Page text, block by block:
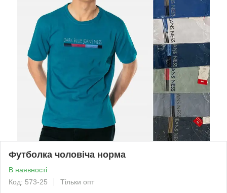
Футболка чоловіча норма
В наявності
Код: 573-25
Тільки опт